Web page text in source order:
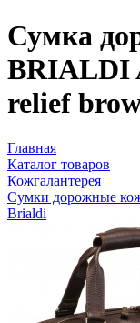
Сумка
BRIALDI
relief
Главная
Каталог товаров
Кожгалантерея
Сумки дорожные
Brialdi